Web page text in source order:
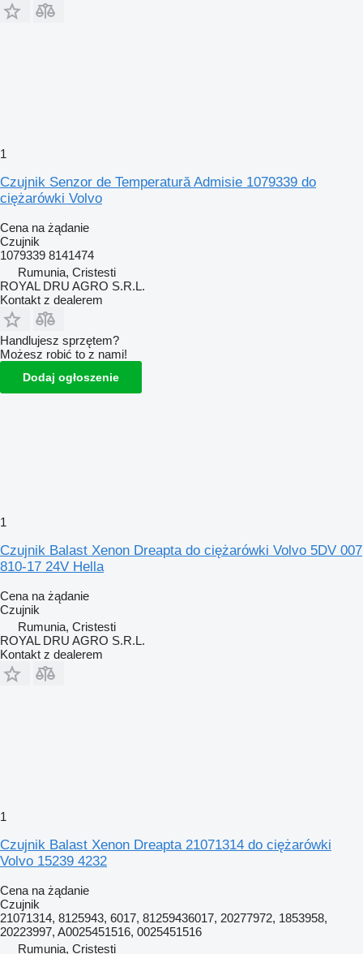
1
Czujnik Senzor de Temperatură Admisie 1079339 do
ciężarówki Volvo
Cena na żądanie
Czujnik
1079339 8141474
Rumunia, Cristesti
ROYAL DRU AGRO S.R.L.
Kontakt z dealerem
Handlujesz sprzętem?
Możesz robić to z nami!
Dodaj ogłoszenie
1
Czujnik Balast Xenon Dreapta do ciężarówki Volvo 5DV 007
810-17 24V Hella
Cena na żądanie
Czujnik
Rumunia, Cristesti
ROYAL DRU AGRO S.R.L.
Kontakt z dealerem
1
Czujnik Balast Xenon Dreapta 21071314 do ciężarówki
Volvo 15239 4232
Cena na żądanie
Czujnik
21071314, 8125943, 6017, 81259436017, 20277972, 1853958,
20223997, A0025451516, 0025451516
Rumunia, Cristesti